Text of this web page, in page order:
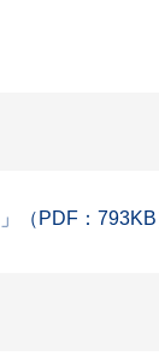
（PDF：793KB